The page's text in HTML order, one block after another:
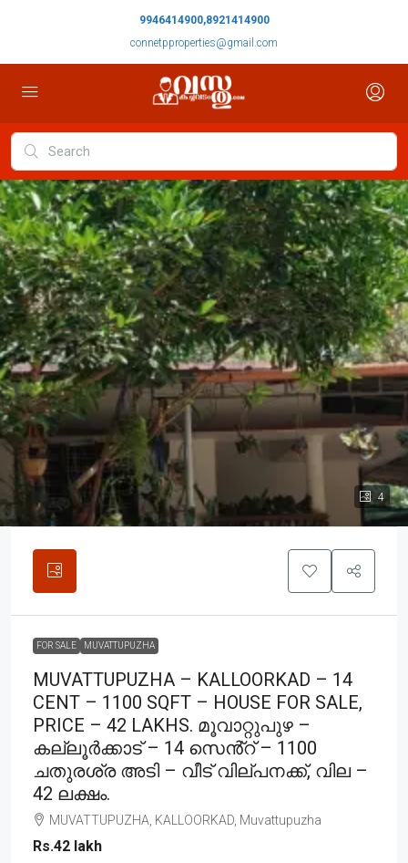
9946414900,8921414900
connetpproperties@gmail.com
4
FOR SALE MUVATTUPUZHA
MUVATTUPUZHA – KALLOORKAD – 14
CENT – 1100 SQFT – HOUSE FOR SALE,
PRICE – 42 LAKHS. മൂവാറ്റുപുഴ –
കല്ലൂർക്കാട് – 14 സെൻ്റ് – 1100
ചതുരശ്ര അടി – വീട് വില്പനക്ക്, വില –
42 ലക്ഷം.
MUVATTUPUZHA, KALLOORKAD, Muvattupuzha
Rs.42 lakh